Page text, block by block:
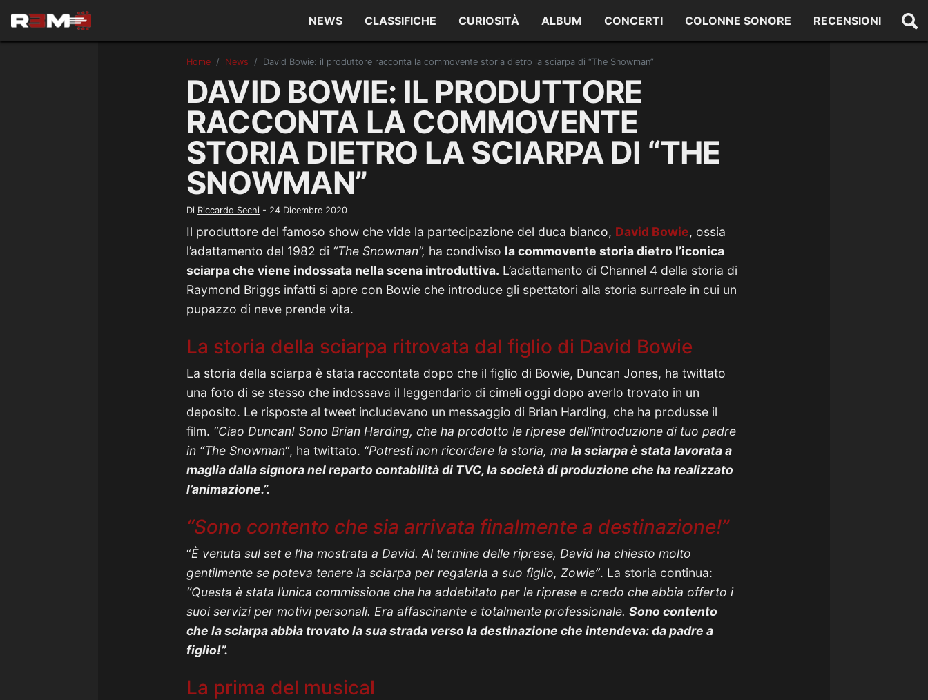
NEWS CLASSIFICHE CURIOSITÀ ALBUM CONCERTI COLONNE SONORE RECENSIONI
Home News David Bowie: il produttore racconta la commovente storia dietro la sciarpa di “The Snowman”
DAVID BOWIE: IL PRODUTTORE
RACCONTA LA COMMOVENTE
STORIA DIETRO LA SCIARPA DI “THE
SNOWMAN”
Di Riccardo Sechi - 24 Dicembre 2020
Il produttore del famoso show che vide la partecipazione del duca bianco, David Bowie, ossia
l’adattamento del 1982 di “The Snowman”, ha condiviso la commovente storia dietro l’iconica
sciarpa che viene indossata nella scena introduttiva. L’adattamento di Channel 4 della storia di
Raymond Briggs infatti si apre con Bowie che introduce gli spettatori alla storia surreale in cui un
pupazzo di neve prende vita.
La storia della sciarpa ritrovata dal figlio di David Bowie
La storia della sciarpa è stata raccontata dopo che il figlio di Bowie, Duncan Jones, ha twittato
una foto di se stesso che indossava il leggendario di cimeli oggi dopo averlo trovato in un
deposito. Le risposte al tweet includevano un messaggio di Brian Harding, che ha produsse il
film. “Ciao Duncan! Sono Brian Harding, che ha prodotto le riprese dell’introduzione di tuo padre
in “The Snowman“, ha twittato. “Potresti non ricordare la storia, ma la sciarpa è stata lavorata a
maglia dalla signora nel reparto contabilità di TVC, la società di produzione che ha realizzato
l’animazione.”.
“Sono contento che sia arrivata finalmente a destinazione!”
“È venuta sul set e l’ha mostrata a David. Al termine delle riprese, David ha chiesto molto
gentilmente se poteva tenere la sciarpa per regalarla a suo figlio, Zowie”. La storia continua:
“Questa è stata l’unica commissione che ha addebitato per le riprese e credo che abbia offerto i
suoi servizi per motivi personali. Era affascinante e totalmente professionale. Sono contento
che la sciarpa abbia trovato la sua strada verso la destinazione che intendeva: da padre a
figlio!”.
La prima del musical